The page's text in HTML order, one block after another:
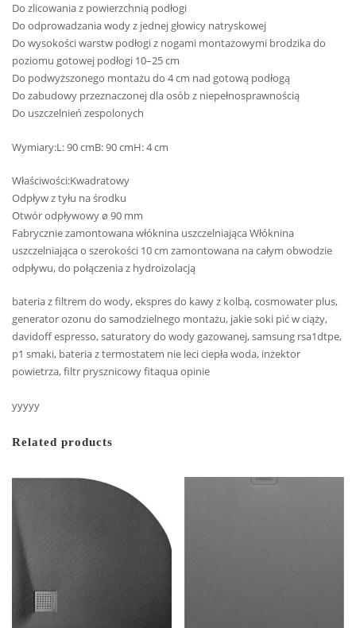
Do zlicowania z powierzchnią podłogi
Do odprowadzania wody z jednej głowicy natryskowej
Do wysokości warstw podłogi z nogami montażowymi brodzika do
poziomu gotowej podłogi 10–25 cm
Do podwyższonego montażu do 4 cm nad gotową podłogą
Do zabudowy przeznaczonej dla osób z niepełnosprawnością
Do uszczelnień zespolonych
Wymiary:L: 90 cmB: 90 cmH: 4 cm
Właściwości:Kwadratowy
Odpływ z tyłu na środku
Otwór odpływowy ø 90 mm
Fabrycznie zamontowana włóknina uszczelniająca Włóknina
uszczelniająca o szerokości 10 cm zamontowana na całym obwodzie
odpływu, do połączenia z hydroizolacją
bateria z filtrem do wody, ekspres do kawy z kolbą, cosmowater plus,
generator ozonu do samodzielnego montażu, jakie soki pić w ciąży,
davidoff espresso, saturatory do wody gazowanej, samsung rsa1dtpe,
p1 smaki, bateria z termostatem nie leci ciepła woda, inżektor
powietrza, filtr prysznicowy fitaqua opinie
yyyyy
Related products